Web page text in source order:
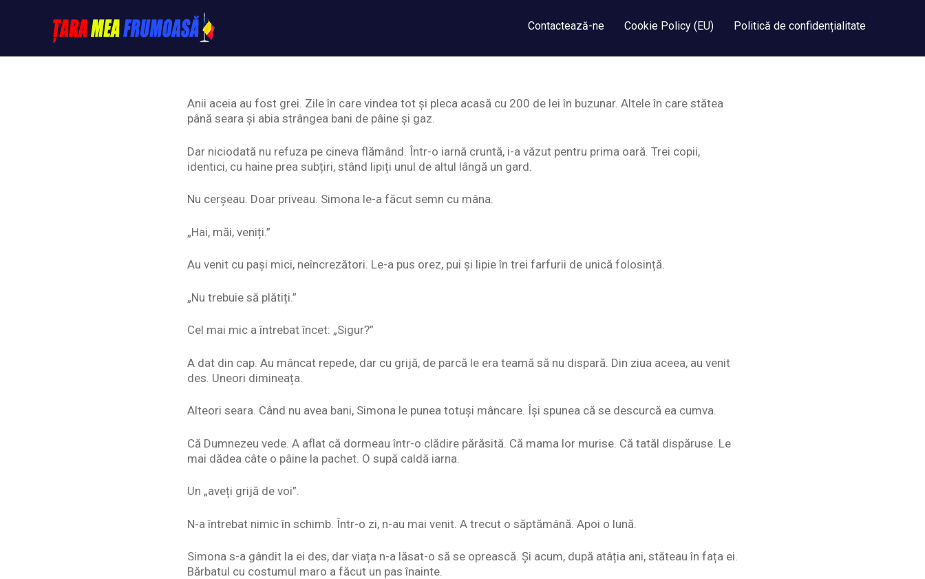
Tarameafrumoasa
Contactează-ne Cookie Policy (EU) Politică de confidențialitate
Anii aceia au fost grei. Zile în care vindea tot și pleca acasă cu 200 de lei în buzunar. Altele în care stătea
până seara și abia strângea bani de pâine și gaz.
Dar niciodată nu refuza pe cineva flămând. Într-o iarnă cruntă, i-a văzut pentru prima oară. Trei copii,
identici, cu haine prea subțiri, stând lipiți unul de altul lângă un gard.
Nu cerșeau. Doar priveau. Simona le-a făcut semn cu mâna.
„Hai, măi, veniți.”
Au venit cu pași mici, neîncrezători. Le-a pus orez, pui și lipie în trei farfurii de unică folosință.
„Nu trebuie să plătiți.”
Cel mai mic a întrebat încet: „Sigur?”
A dat din cap. Au mâncat repede, dar cu grijă, de parcă le era teamă să nu dispară. Din ziua aceea, au venit
des. Uneori dimineața.
Alteori seara. Când nu avea bani, Simona le punea totuși mâncare. Își spunea că se descurcă ea cumva.
Că Dumnezeu vede. A aflat că dormeau într-o clădire părăsită. Că mama lor murise. Că tatăl dispăruse. Le
mai dădea câte o pâine la pachet. O supă caldă iarna.
Un „aveți grijă de voi”.
N-a întrebat nimic în schimb. Într-o zi, n-au mai venit. A trecut o săptămână. Apoi o lună.
Simona s-a gândit la ei des, dar viața n-a lăsat-o să se oprească. Și acum, după atâția ani, stăteau în fața ei.
Bărbatul cu costumul maro a făcut un pas înainte.